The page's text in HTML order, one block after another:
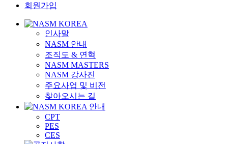
회원가입
인사말
NASM 안내
조직도 & 연혁
NASM MASTERS
NASM 강사진
주요사업 및 비전
찾아오시는 길
CPT
PES
CES